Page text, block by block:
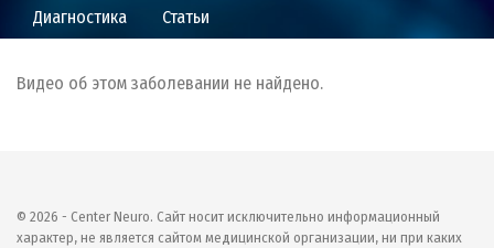
Диагностика Статьи
Видео об этом заболевании не найдено.
© 2026 - Center Neuro. Сайт носит исключительно информационный
характер, не является сайтом медицинской организации, ни при каких